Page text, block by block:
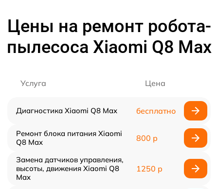
Цены на ремонт робота-
пылесоса Xiaomi Q8 Max
Услуга Цена
Диагностика Xiaomi Q8 Max бесплатно
Ремонт блока питания Xiaomi
Q8 Max
800 р
Замена датчиков управления,
высоты, движения Xiaomi Q8
Max
1250 р